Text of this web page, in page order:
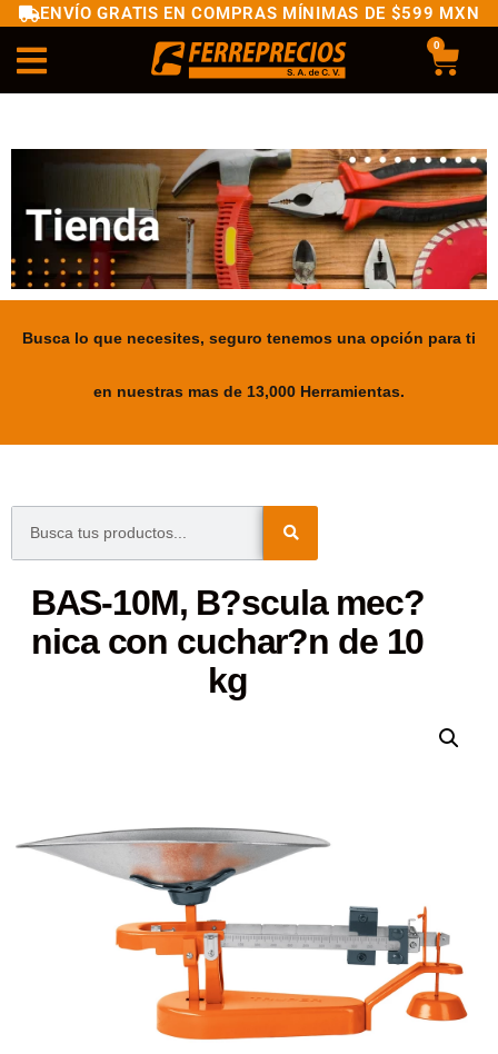
ENVÍO GRATIS EN COMPRAS MÍNIMAS DE $599 MXN
0
Busca lo que necesites, seguro tenemos una opción para ti
en nuestras mas de 13,000 Herramientas.
BAS-10M, B?scula mec?
nica con cuchar?n de 10
kg